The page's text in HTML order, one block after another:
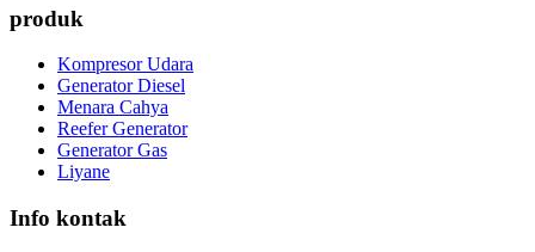
produk
Kompresor Udara
Generator Diesel
Menara Cahya
Reefer Generator
Generator Gas
Liyane
Info kontak